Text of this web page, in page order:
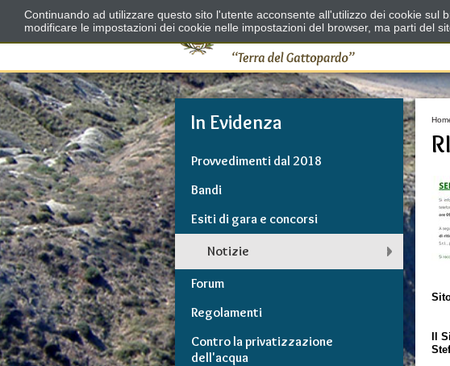
In Evidenza
Provvedimenti dal 2018
Bandi
Esiti di gara e concorsi
Notizie
Forum
Regolamenti
Contro la privatizzazione
dell'acqua
Il
Continuando ad utilizzare questo sito l'utente acconsente all'utilizzo dei cookie sul
modificare le impostazioni dei cookie nelle impostazioni del browser, ma parti del